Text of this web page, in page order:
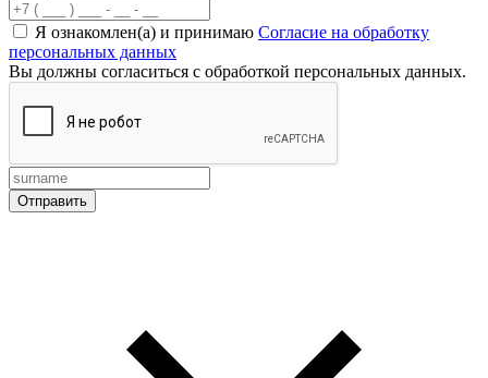
Я ознакомлен(а) и принимаю Согласие на обработку
персональных данных
Вы должны согласиться с обработкой персональных данных.